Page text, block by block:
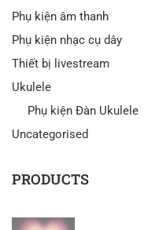
Phụ kiện âm thanh
Phụ kiện nhạc cụ dây
Thiết bị livestream
Ukulele
Phụ kiện Đàn Ukulele
Uncategorised
PRODUCTS